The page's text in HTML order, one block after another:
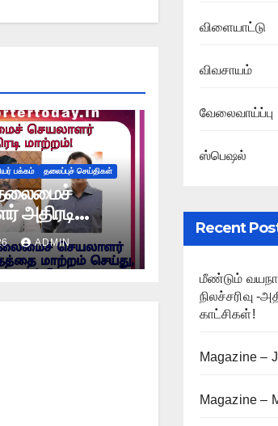
பக்கம் தலைப்புச் செய்திகள்
அதிரடி
ADMIN
விளையாட்டு
விவசாயம்
வேலைவாய்ப்பு
ஸ்பெஷல்
Recent
மீண்டும்
நிலச்சரிவு -
காட்சிகள்!
Magazine –
Magazine –